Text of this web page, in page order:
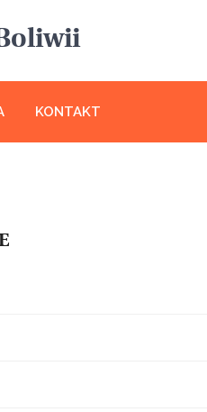
KONTAKT